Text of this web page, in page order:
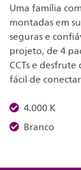
Uma família
montadas em
seguras e
projeto, de 4
CCTs e
fácil de
4.000 K
Branco